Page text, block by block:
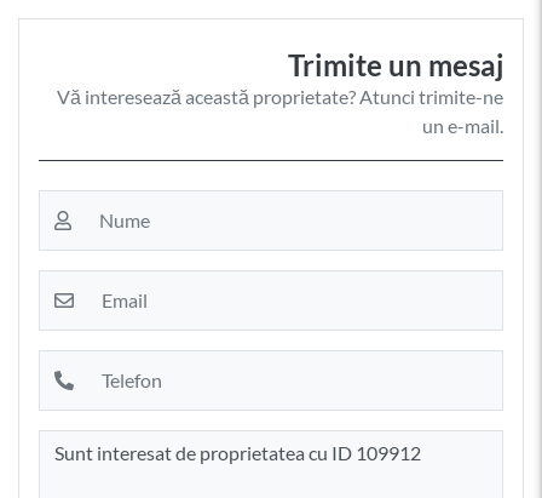
Trimite un mesaj
Vă interesează această proprietate? Atunci trimite-ne
un e-mail.